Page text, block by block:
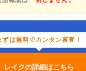
ずは無料でカンタン審査！
レイクの詳細はこちら